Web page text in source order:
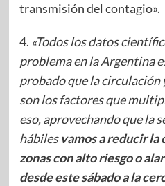
transmisión del contagio».
4. «Todos los datos
problema en la Argentina
probado que la circulación
son los factores que
eso, aprovechando que la
hábilesvamos a reducir la
zonas con alto riesgo o
desde este sábado a la